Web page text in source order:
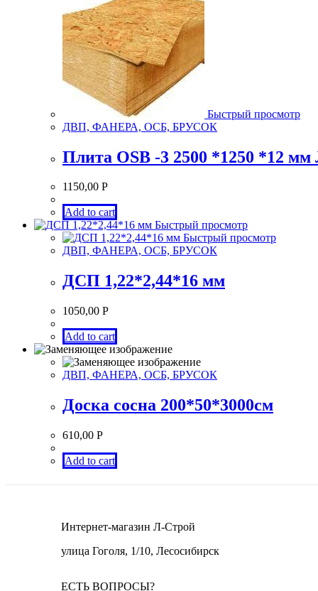
Быстрый просмотр
ДВП, ФАНЕРА, ОСБ, БРУСОК
Плита OSB -3 2500 *1250 *12
1150,00 Р
Add to cart
Быстрый просмотр
Быстрый просмотр
ДВП, ФАНЕРА, ОСБ, БРУСОК
ДСП 1,22*2,44*16 мм
1050,00 Р
Add to cart
ДВП, ФАНЕРА, ОСБ, БРУСОК
Доска сосна 200*50*3000см
610,00 Р
Add to cart
Интернет-магазин Л-Строй
улица Гоголя, 1/10, Лесосибирск
ЕСТЬ ВОПРОСЫ?